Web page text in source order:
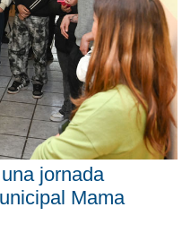
jornada
Mama